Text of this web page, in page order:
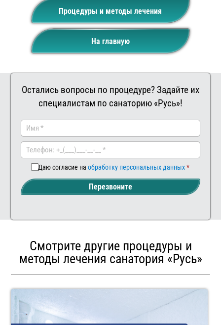
Процедуры и методы лечения
На главную
Остались вопросы по процедуре? Задайте их
специалистам по санаторию «Русь»!
Даю согласие на обработку персональных данных
Перезвоните
Смотрите другие процедуры и
методы лечения санатория «Русь»